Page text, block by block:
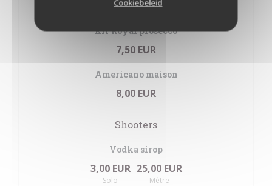
Cookiebeleid
4,50 EUR
Kir Royal prosecco
7,50 EUR
Americano maison
8,00 EUR
Shooters
Vodka sirop
3,00 EUR
Solo
25,00 EUR
Mètre